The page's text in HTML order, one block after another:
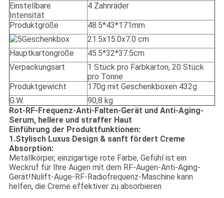
Einstellbare
Intensität
4 Zahnräder
Produktgröße
48.5*43*171mm
Geschenkbox
21.5x15.0x7.0 cm
Hauptkartongröße
45.5*32*37.5cm
Verpackungsart
1 Stück pro Farbkarton, 20 Stück
pro Tonne
Produktgewicht
170g mit Geschenkboxen 432g
G.W.
90,8 kg
Rot-RF-Frequenz-Anti-Falten-Gerät und Anti-Aging-
Serum, hellere und straffer Haut
Einführung der Produktfunktionen:
1.Stylisch Luxus Design & sanft fördert Creme
Absorption:
Metallkörper, einzigartige rote Farbe, Gefühl ist ein
Weckruf für Ihre Augen mit dem RF-Augen-Anti-Aging-
Gerät!Nulift-Auge-RF-Radiofrequenz-Maschine kann
helfen, die Creme effektiver zu absorbieren